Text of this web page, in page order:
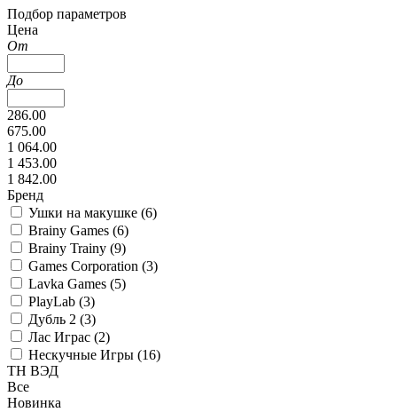
Подбор параметров
Цена
От
До
286.00
675.00
1 064.00
1 453.00
1 842.00
Бренд
Ушки на макушке (6)
Brainy Games (6)
Brainy Trainy (9)
Games Corporation (3)
Lavka Games (5)
PlayLab (3)
Дубль 2 (3)
Лас Играс (2)
Нескучные Игры (16)
ТН ВЭД
Все
Новинка